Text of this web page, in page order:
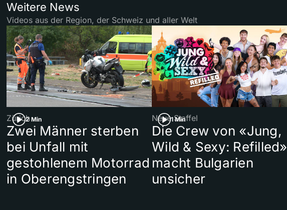
Weitere News
Videos aus der Region, der Schweiz und aller Welt
2 Min
Zürich
Zwei Männer sterben
bei Unfall mit
gestohlenem Motorrad
in Oberengstringen
1 Min
Neue Staffel
Die Crew von «Jung,
Wild & Sexy: Refilled»
macht Bulgarien
unsicher